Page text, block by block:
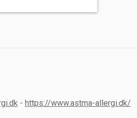
- https://www.astma-allergi.dk/